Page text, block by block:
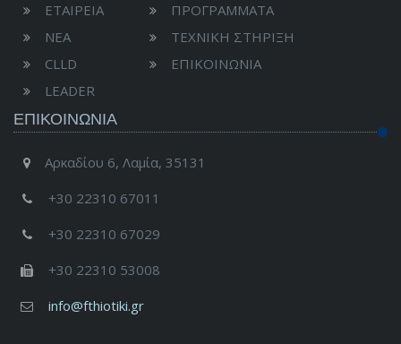
ΕΤΑΙΡΕΙΑ
ΝΕΑ
CLLD
LEADER
ΠΡΟΓΡΑΜΜΑΤΑ
ΤΕΧΝΙΚΗ ΣΤΗΡΙΞΗ
ΕΠΙΚΟΙΝΩΝΙΑ
ΕΠΙΚΟΙΝΩΝΊΑ
Αρκαδίου 6, Λαμία, 35131
+30 22310 67011
+30 22310 67029
+30 22310 53008
info@fthiotiki.gr